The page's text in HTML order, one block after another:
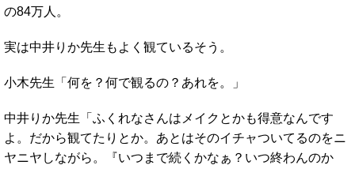
の84万人。
実は中井りか先生もよく観ているそう。
小木先生「何を？何で観るの？あれを。」
中井りか先生「ふくれなさんはメイクとかも得意なんです
よ。だから観てたりとか。あとはそのイチャついてるのをニ
ヤニヤしながら。『いつまで続くかなぁ？いつ終わんのか